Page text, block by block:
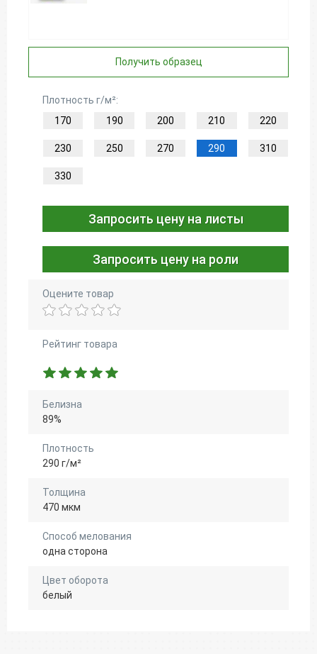
Получить образец
Плотность г/м²:
170
190 200 210 220
230 250 270 290 310
330
Запросить цену на листы
Запросить цену на роли
Оцените товар
Рейтинг товара
Белизна
89%
Плотность
290 г/м²
Толщина
470 мкм
Способ мелования
одна сторона
Цвет оборота
белый